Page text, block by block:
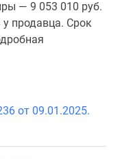
— 9 053 010 руб.
продавца. Срок
от 09.01.2025.